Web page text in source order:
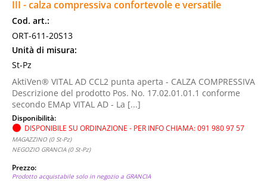
III - calza compressiva confortevole e versatile
Cod. art.:
ORT-611-20S13
Unità di misura:
St-Pz
AktiVen® VITAL AD CCL2 punta aperta - CALZA COMPRESSIVA
Descrizione del prodotto Pos. No. 17.02.01.01.1 conforme
secondo EMAp VITAL AD - La [...]
Disponibilità:
DISPONIBILE SU ORDINAZIONE - PER INFO CHIAMA: 091 980 97 57
MAGAZZINO (0 St-Pz)
NEGOZIO GRANCIA (0 St-Pz)
Prezzo:
Prodotto acquistabile solo in negozio a GRANCIA